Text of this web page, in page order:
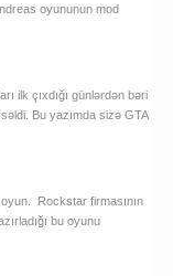
oyununun mod
ilk çıxdığı günlərdən bəri
Bu yazımda sizə GTA
Rockstar firmasının
bu oyunu